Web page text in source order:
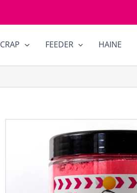
CRAP FEEDER HAINE